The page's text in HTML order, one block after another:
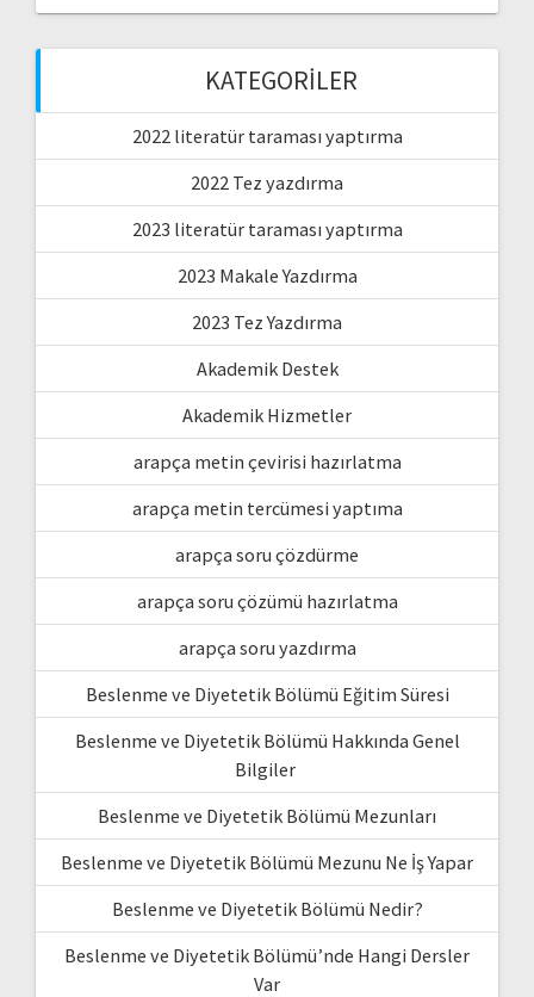
KATEGORILER
2022 literatür taraması yaptırma
2022 Tez yazdırma
2023 literatür taraması yaptırma
2023 Makale Yazdırma
2023 Tez Yazdırma
Akademik Destek
Akademik Hizmetler
arapça metin çevirisi hazırlatma
arapça metin tercümesi yaptıma
arapça soru çözdürme
arapça soru çözümü hazırlatma
arapça soru yazdırma
Beslenme ve Diyetetik Bölümü Eğitim Süresi
Beslenme ve Diyetetik Bölümü Hakkında Genel
Bilgiler
Beslenme ve Diyetetik Bölümü Mezunları
Beslenme ve Diyetetik Bölümü Mezunu Ne İş Yapar
Beslenme ve Diyetetik Bölümü Nedir?
Beslenme ve Diyetetik Bölümü’nde Hangi Dersler
Var